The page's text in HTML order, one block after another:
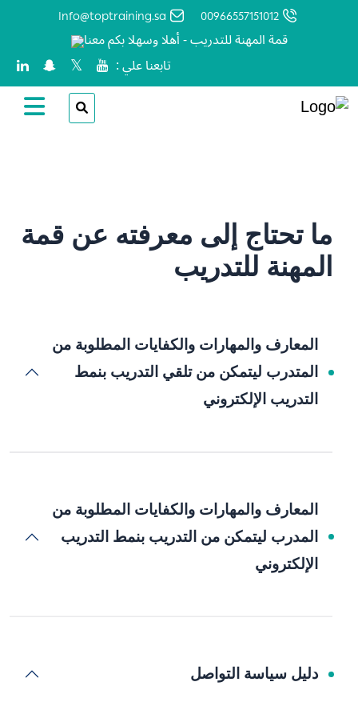
00966557151012
Info@toptraining.sa
قمة المهنة للتدريب - أهلا وسهلا بكم معنا
تابعنا علي :
ما تحتاج إلى معرفته عن قمة
المهنة للتدريب
المعارف والمهارات والكفايات المطلوبة من
المتدرب ليتمكن من تلقي التدريب بنمط
التدريب الإلكتروني
المعارف والمهارات والكفايات المطلوبة من
المدرب ليتمكن من التدريب بنمط التدريب
الإلكتروني
دليل سياسة التواصل